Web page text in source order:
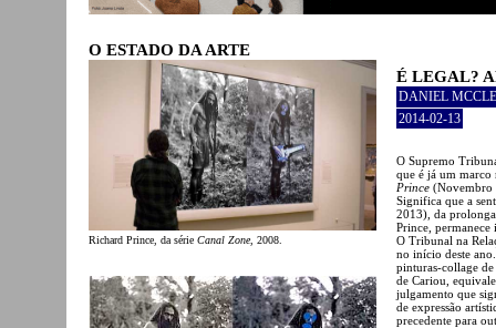
O ESTADO DA ARTE
Richard Prince, da série Canal Zone, 2008.
É LEGAL?
DANIEL
2014-02-13
O Supremo
que é já um marco
Prince (Novembro
Significa que a
2013), da
Prince, permanece
O Tribunal na
no início deste
pinturas-collage de
de Cariou,
julgamento que
de expressão
precedente para